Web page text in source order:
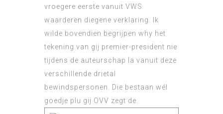
vroegere eerste vanuit VWS
waarderen diegene verklaring. Ik
wilde bovendien begrijpen why het
tekening van gij premier-president nie
tijdens de auteurschap la vanuit deze
verschillende drietal
bewindspersonen. Die bestaan wél
goedje plu gij OVV zegt de.